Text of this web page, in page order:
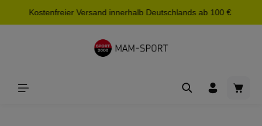
springen
Kostenfreier Versand innerhalb Deutschlands ab 100 €